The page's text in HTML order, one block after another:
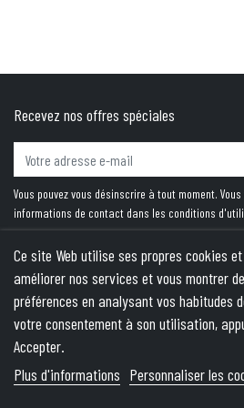
Recevez nos offres spéciales
Vous pouvez vous désinscrire à tout moment.
informations de contact dans les conditions
PRODUITS
NOTRE SOCIÉTÉ
VOTRE COMPTE
Ce site Web utilise ses propres cookies
améliorer nos services et vous montrer
préférences en analysant vos habitudes
votre consentement à son utilisation,
Accepter.
Plus d'informations Personnaliser les